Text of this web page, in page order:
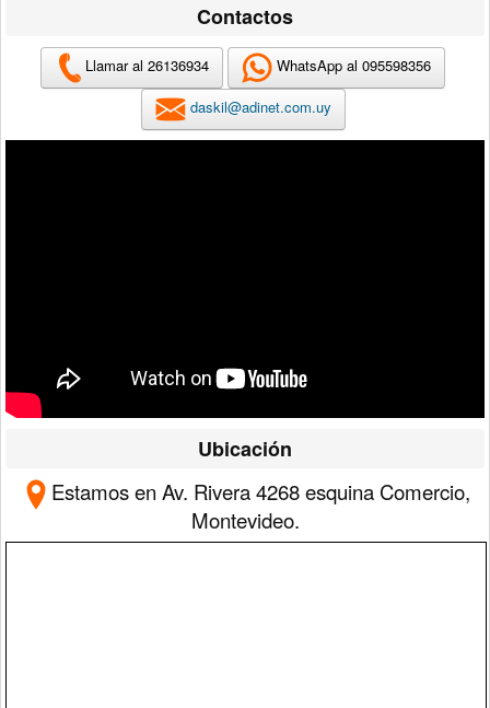
Contactos
Llamar al 26136934
WhatsApp al 095598356
daskil@adinet.com.uy
Ubicación
Estamos en Av. Rivera 4268 esquina Comercio,
Montevideo.